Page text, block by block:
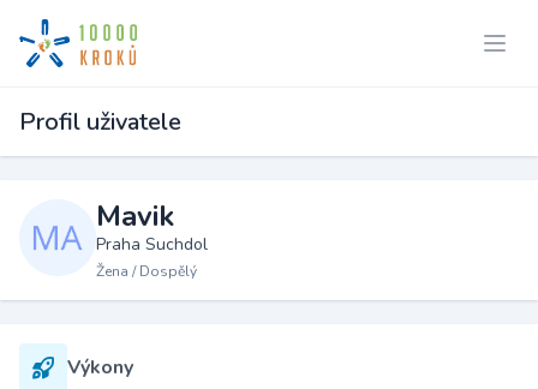
Profil uživatele
Mavik
Praha Suchdol
Žena / Dospělý
Výkony